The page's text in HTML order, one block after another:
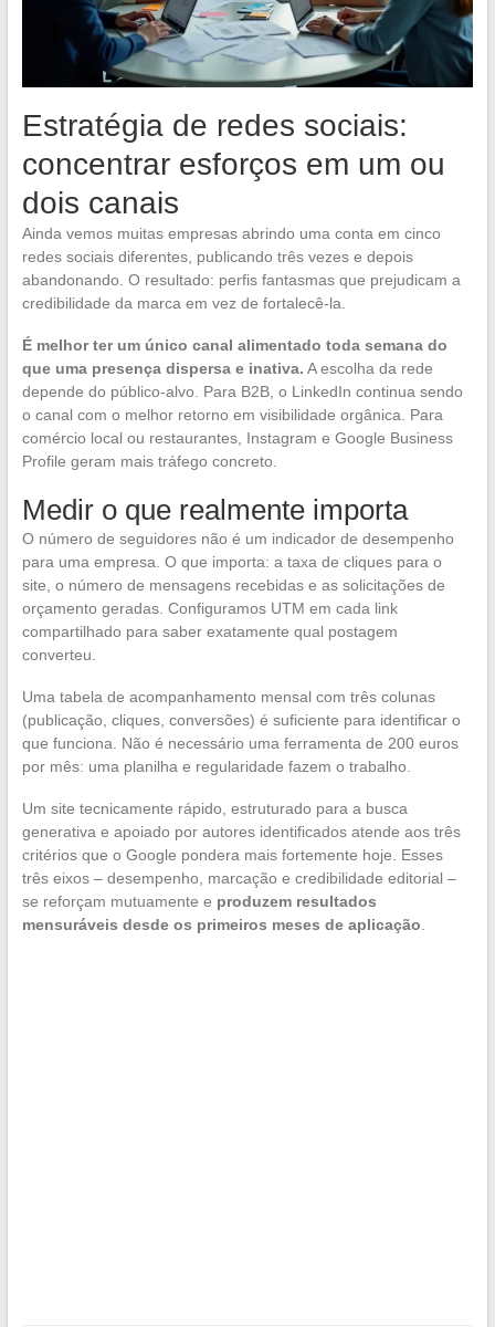
Estratégia de redes sociais:
concentrar esforços em um ou
dois canais
Ainda vemos muitas empresas abrindo uma conta em cinco
redes sociais diferentes, publicando três vezes e depois
abandonando. O resultado: perfis fantasmas que prejudicam a
credibilidade da marca em vez de fortalecê-la.
É melhor ter um único canal alimentado toda semana do
que uma presença dispersa e inativa. A escolha da rede
depende do público-alvo. Para B2B, o LinkedIn continua sendo
o canal com o melhor retorno em visibilidade orgânica. Para
comércio local ou restaurantes, Instagram e Google Business
Profile geram mais tráfego concreto.
Medir o que realmente importa
O número de seguidores não é um indicador de desempenho
para uma empresa. O que importa: a taxa de cliques para o
site, o número de mensagens recebidas e as solicitações de
orçamento geradas. Configuramos UTM em cada link
compartilhado para saber exatamente qual postagem
converteu.
Uma tabela de acompanhamento mensal com três colunas
(publicação, cliques, conversões) é suficiente para identificar o
que funciona. Não é necessário uma ferramenta de 200 euros
por mês: uma planilha e regularidade fazem o trabalho.
Um site tecnicamente rápido, estruturado para a busca
generativa e apoiado por autores identificados atende aos três
critérios que o Google pondera mais fortemente hoje. Esses
três eixos – desempenho, marcação e credibilidade editorial –
se reforçam mutuamente e produzem resultados
mensuráveis desde os primeiros meses de aplicação